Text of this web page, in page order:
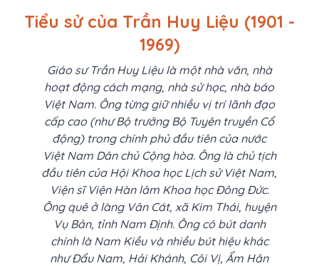
Tiểu sử của Trần Huy Liệu (1901 -
1969)
Giáo sư Trần Huy Liệu là một nhà văn, nhà
hoạt động cách mạng, nhà sử học, nhà báo
Việt Nam. Ông từng giữ nhiều vị trí lãnh đạo
cấp cao (như Bộ trưởng Bộ Tuyên truyền Cổ
động) trong chính phủ đầu tiên của nước
Việt Nam Dân chủ Cộng hòa. Ông là chủ tịch
đầu tiên của Hội Khoa học Lịch sử Việt Nam,
Viện sĩ Viện Hàn lâm Khoa học Đông Đức.
Ông quê ở làng Vân Cát, xã Kim Thái, huyện
Vụ Bản, tỉnh Nam Định. Ông có bút danh
chính là Nam Kiều và nhiều bút hiệu khác
như Đẩu Nam, Hải Khánh, Côi Vị, Ẩm Hân